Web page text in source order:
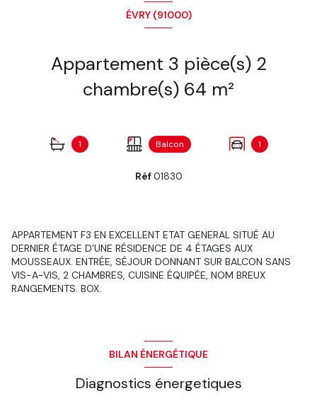
ÉVRY (91000)
Appartement 3 pièce(s) 2
chambre(s) 64 m²
1 Balcon 1
Réf01830
APPARTEMENT F3 EN EXCELLENT ETAT GENERAL SITUÉ AU
DERNIER ÉTAGE D'UNE RÉSIDENCE DE 4 ÉTAGES AUX
MOUSSEAUX. ENTRÉE, SÉJOUR DONNANT SUR BALCON SANS
VIS-A-VIS, 2 CHAMBRES, CUISINE ÉQUIPÉE, NOM BREUX
RANGEMENTS. BOX.
BILAN ÉNERGÉTIQUE
Diagnostics énergetiques